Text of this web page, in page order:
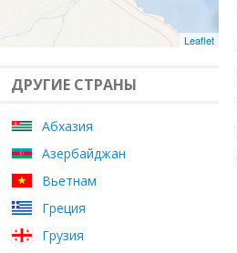
Leaflet
ДРУГИЕ СТРАНЫ
Абхазия
Азербайджан
Вьетнам
Греция
Грузия